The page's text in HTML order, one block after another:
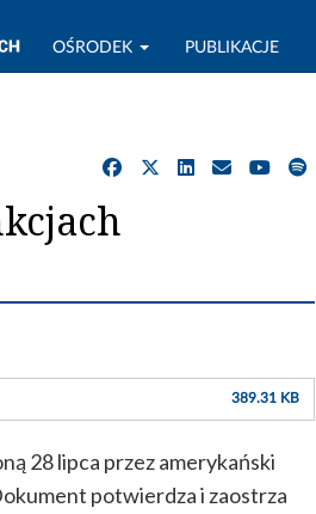
OŚRODEK PUBLIKACJE
389.31 KB
28 lipca przez amerykański
potwierdza i zaostrza